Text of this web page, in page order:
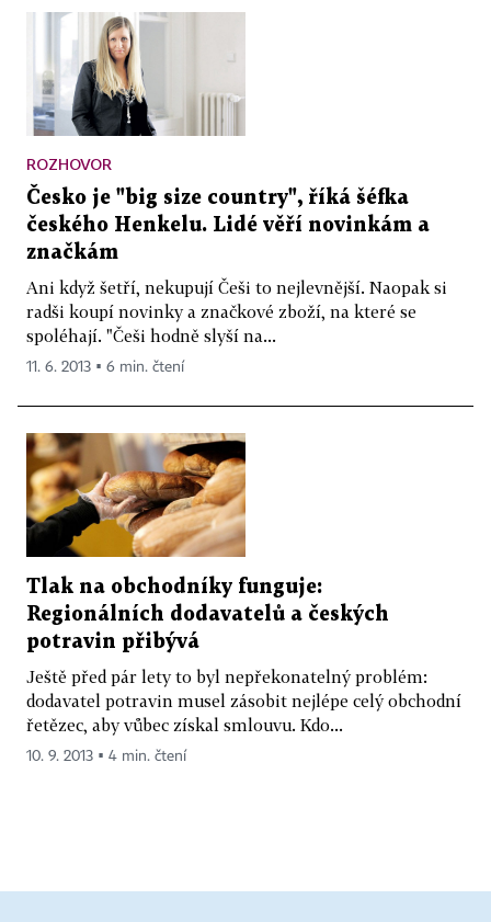
ROZHOVOR
Česko je "big size country", říká šéfka
českého Henkelu. Lidé věří novinkám a
značkám
Ani když šetří, nekupují Češi to nejlevnější. Naopak si
radši koupí novinky a značkové zboží, na které se
spoléhají. "Češi hodně slyší na...
11. 6. 2013 ▪ 6 min. čtení
Tlak na obchodníky funguje:
Regionálních dodavatelů a českých
potravin přibývá
Ještě před pár lety to byl nepřekonatelný problém:
dodavatel potravin musel zásobit nejlépe celý obchodní
řetězec, aby vůbec získal smlouvu. Kdo...
10. 9. 2013 ▪ 4 min. čtení